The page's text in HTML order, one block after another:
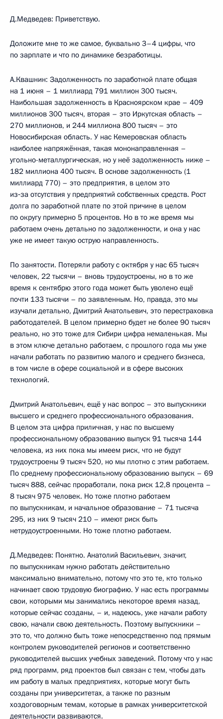
Д.Медведев: Приветствую.
Доложите мне то же самое, буквально 3–4 цифры, что
по зарплате и что по динамике безработицы.
А.Квашнин: Задолженность по заработной плате общая
на 1 июня – 1 миллиард 791 миллион 300 тысяч.
Наибольшая задолженность в Красноярском крае – 409
миллионов 300 тысяч, вторая – это Иркутская область –
270 миллионов, и 244 миллиона 800 тысяч – это
Новосибирская область. У нас Кемеровская область
наиболее напряжённая, такая мононаправленная –
угольно-металлургическая, но у неё задолженность ниже –
182 миллиона 400 тысяч. В основе задолженность (1
миллиард 770) – это предприятия, в целом это
из‑за отсутствия у предприятий собственных средств. Рост
долга по заработной плате по этой причине в целом
по округу примерно 5 процентов. Но в то же время мы
работаем очень детально по задолженности, и она у нас
уже не имеет такую острую направленность.
По занятости. Потеряли работу с октября у нас 65 тысяч
человек, 22 тысячи – вновь трудоустроены, но в то же
время к сентябрю этого года может быть уволено ещё
почти 133 тысячи – по заявленным. Но, правда, это мы
изучали детально, Дмитрий Анатольевич, это перестраховка
работодателей. В целом примерно будет не более 90 тысяч
реально, но это тоже для Сибири цифра немаленькая. Мы
в этом ключе детально работаем, с прошлого года мы уже
начали работать по развитию малого и среднего бизнеса,
в том числе в сфере социальной и в сфере высоких
технологий.
Дмитрий Анатольевич, ещё у нас вопрос – это выпускники
высшего и среднего профессионального образования.
В целом эта цифра приличная, у нас по высшему
профессиональному образованию выпуск 91 тысяча 144
человека, из них пока мы имеем риск, что не будут
трудоустроены 9 тысяч 520, но мы плотно с этим работаем.
По среднему профессиональному образованию выпуск – 69
тысяч 888, сейчас проработали, пока риск 12,8 процента –
8 тысяч 975 человек. Но тоже плотно работаем
по выпускникам, и начальное образование – 71 тысяча
295, из них 9 тысяч 210 – имеют риск быть
нетрудоустроенными. Но тоже плотно работаем.
Д.Медведев: Понятно. Анатолий Васильевич, значит,
по выпускникам нужно работать действительно
максимально внимательно, потому что это те, кто только
начинает свою трудовую биографию. У нас есть программы
свои, которыми мы занимались некоторое время назад,
которые сейчас созданы, – и, надеюсь, уже начали работу
свою, начали свою деятельность. Поэтому выпускники –
это то, что должно быть тоже непосредственно под прямым
контролем руководителей регионов и соответственно
руководителей высших учебных заведений. Потому что у нас
ряд программ, ряд проектов был связан с тем, чтобы дать
им работу в малых предприятиях, которые могут быть
созданы при университетах, а также по разным
хоздоговорным темам, которые в рамках университетской
деятельности развиваются.